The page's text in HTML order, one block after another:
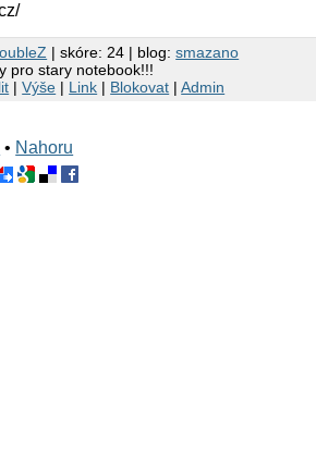
| skóre: 24 | blog:smazano
pro stary notebook!!!
|Výše | Link | Blokovat |Admin
• Nahoru